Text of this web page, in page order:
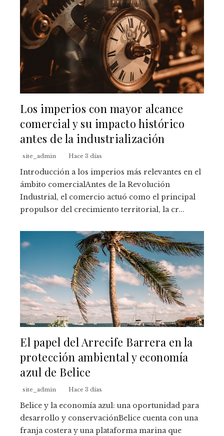
Los imperios con mayor alcance
comercial y su impacto histórico
antes de la industrialización
site_admin Hace 3 días
Introducción a los imperios más relevantes en el
ámbito comercialAntes de la Revolución
Industrial, el comercio actuó como el principal
propulsor del crecimiento territorial, la cr...
El papel del Arrecife Barrera en la
protección ambiental y economía
azul de Belice
site_admin Hace 3 días
Belice y la economía azul: una oportunidad para
desarrollo y conservaciónBelice cuenta con una
franja costera y una plataforma marina que